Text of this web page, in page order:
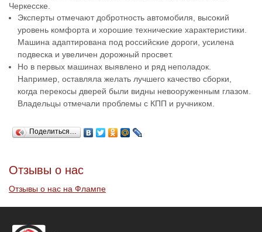
Черкесске.
Эксперты отмечают добротность автомобиля, высокий
уровень комфорта и хорошие технические характеристики.
Машина адаптирована под российские дороги, усилена
подвеска и увеличен дорожный просвет.
Но в первых машинах выявлено и ряд неполадок.
Например, оставляла желать лучшего качество сборки,
когда перекосы дверей были видны невооруженным глазом.
Владельцы отмечали проблемы с КПП и ручником.
Поделиться…
Отзывы о нас
Отзывы о нас на Флампе